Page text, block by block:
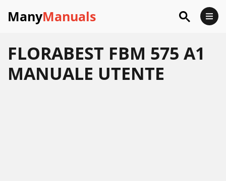
ManyManuals
FLORABEST FBM 575 A1
MANUALE UTENTE